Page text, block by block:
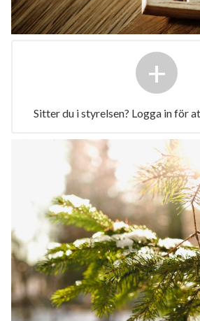
+
Sitter du i styrelsen? Logga in för